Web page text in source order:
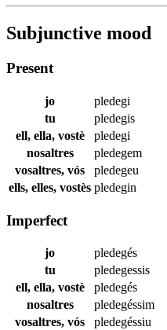
Subjunctive mood
Present
jo
pledegi
tu
pledegis
ell, ella, vostè
pledegi
nosaltres
pledegem
vosaltres, vós
pledegeu
ells, elles, vostès pledegin
Imperfect
jo
pledegés
tu
pledegessis
ell, ella, vostè
pledegés
nosaltres
pledegéssim
vosaltres, vós
pledegéssiu